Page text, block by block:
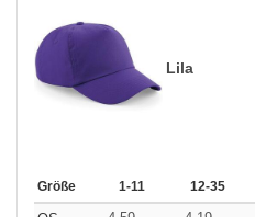
Lila
Größe 1-11 12-35